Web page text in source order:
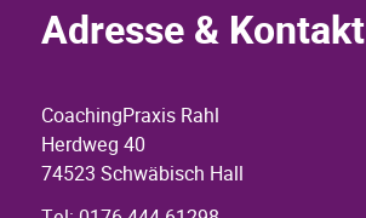
Adresse & Kontakt
CoachingPraxis Rahl
Herdweg 40
74523 Schwäbisch Hall